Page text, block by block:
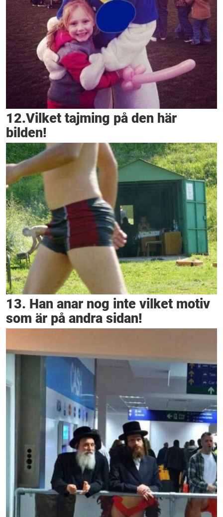
12.Vilket tajming på den här
bilden!
13. Han anar nog inte vilket motiv
som är på andra sidan!